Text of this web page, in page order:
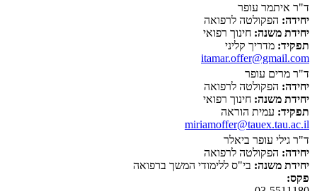
ד"ר איתמר עופר
יחידה: הפקולטה לרפואה
יחידת משנה: חינוך רפואי
תפקיד: מדריך קליני
itamar.offer@gmail.com
ד"ר מרים עופר
יחידה: הפקולטה לרפואה
יחידת משנה: חינוך רפואי
תפקיד: עמית הוראה
miriamoffer@tauex.tau.ac.il
ד"ר גילי עופר ביאלר
יחידה: הפקולטה לרפואה
יחידת משנה: בי"ס ללימודי המשך ברפואה
פקס: